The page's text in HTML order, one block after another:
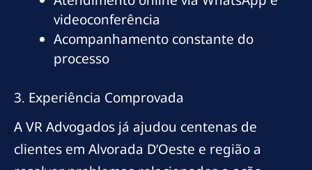
videoconferência
Acompanhamento constante do
processo
3. Experiência Comprovada
A VR Advogados já ajudou centenas de
clientes em Alvorada D’Oeste e região a